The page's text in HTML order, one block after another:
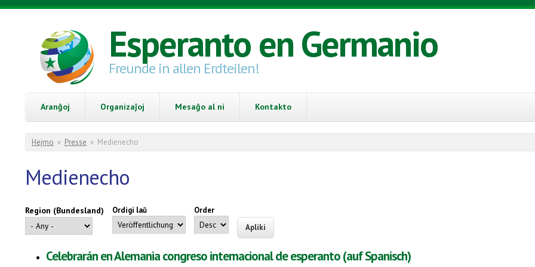
Skip to main content
Esperanto en Germanio
Freunde in allen Erdteilen!
Aranĝoj Organizaĵoj Mesaĝo al ni Kontakto
You are here
Hejmo » Presse » Medienecho
Medienecho
Region (Bundesland) Ordigi laŭ Order
Celebrarán en Alemania congreso internacional de esperanto (auf Spanisch)